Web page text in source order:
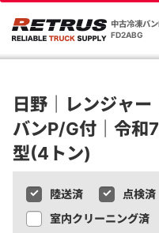
中古冷凍バ
FD2ABG
日野｜レンジャ
バンP/G付｜令和
型(4トン)
陸送済 点検済
室内クリーニング済